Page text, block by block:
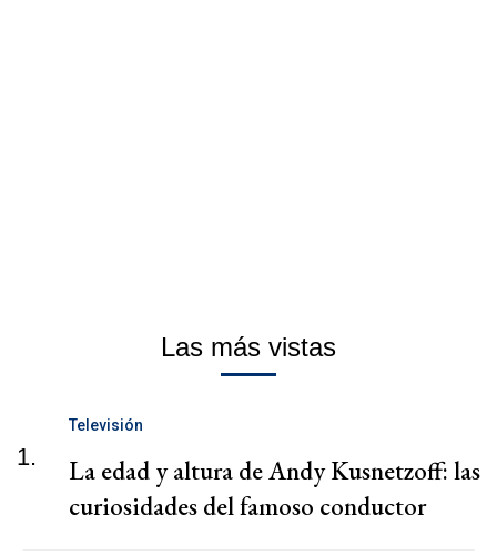
Las más vistas
1.
Televisión
La edad y altura de Andy Kusnetzoff: las
curiosidades del famoso conductor